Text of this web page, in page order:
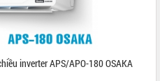
inverter APS/APO-180 OSAKA